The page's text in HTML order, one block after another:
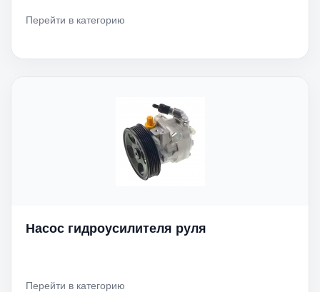
Перейти в категорию
Насос гидроусилителя руля
Перейти в категорию